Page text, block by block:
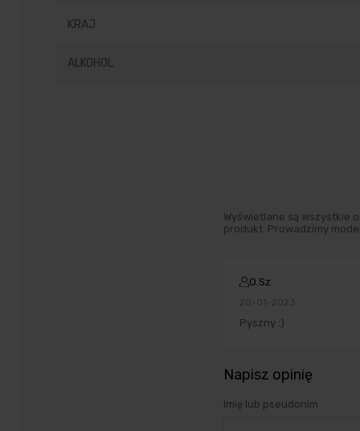
KRAJ
ALKOHOL
Wyświetlane są wszystkie
produkt. Prowadzimy
O.Sz.
20-01-2023
Pyszny :)
Napisz opinię
Imię lub pseudonim